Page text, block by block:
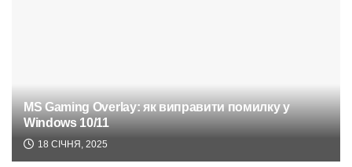
MS Gaming Overlay: як виправити помилку у
Windows 10/11
18 СІЧНЯ, 2025